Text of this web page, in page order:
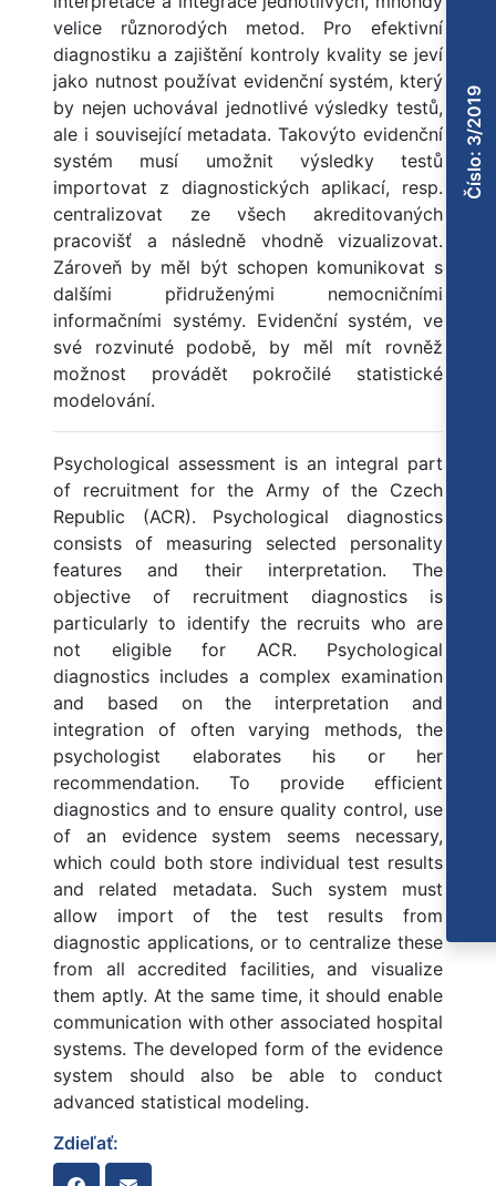
velice různorodých metod. Pro efektivní
diagnostiku a zajištění kontroly kvality se jeví
jako nutnost používat evidenční systém, který
by nejen uchovával jednotlivé výsledky testů,
ale i související metadata. Takovýto evidenční
systém musí umožnit výsledky testů
importovat z diagnostických aplikací, resp.
centralizovat ze všech akreditovaných
pracovišť a následně vhodně vizualizovat.
Zároveň by měl být schopen komunikovat s
dalšími přidruženými nemocničními
informačními systémy. Evidenční systém, ve
své rozvinuté podobě, by měl mít rovněž
možnost provádět pokročilé statistické
modelování.
Psychological assessment is an integral part
of recruitment for the Army of the Czech
Republic (ACR). Psychological diagnostics
consists of measuring selected personality
features and their interpretation. The
objective of recruitment diagnostics is
particularly to identify the recruits who are
not eligible for ACR. Psychological
diagnostics includes a complex examination
and based on the interpretation and
integration of often varying methods, the
psychologist elaborates his or her
recommendation. To provide efficient
diagnostics and to ensure quality control, use
of an evidence system seems necessary,
which could both store individual test results
and related metadata. Such system must
allow import of the test results from
diagnostic applications, or to centralize these
from all accredited facilities, and visualize
them aptly. At the same time, it should enable
communication with other associated hospital
systems. The developed form of the evidence
system should also be able to conduct
advanced statistical modeling.
Zdieľať:
Číslo: 3/2019